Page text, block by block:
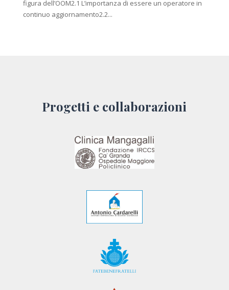
figura dell’OOM2.1 L’importanza di essere un operatore in
continuo aggiornamento2.2...
Progetti e collaborazioni